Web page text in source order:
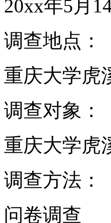
20xx年5月
调查地点：
重庆大学虎
调查对象：
重庆大学虎
调查方法：
问卷调查